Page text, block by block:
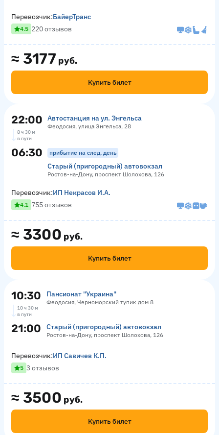
≈ 3177 руб.
Купить билет
Перевозчик:БайерТранс
4.5 220 отзывов
22:00 Автостанция на ул. Энгельса
Феодосия, улица Энгельса, 28
8 ч 30 м
в пути
06:30 прибытие на след. день
Старый (пригородный) автовокзал
Ростов-на-Дону, проспект Шолохова, 126
≈ 3300 руб.
Купить билет
Перевозчик:ИП Некрасов И.А.
4.1 755 отзывов
10:30 Пансионат "Украина"
Феодосия, Черноморский тупик дом 8
10 ч 30 м
в пути
21:00 Старый (пригородный) автовокзал
Ростов-на-Дону, проспект Шолохова, 126
≈ 3500 руб.
Купить билет
Перевозчик:ИП Савичев К.П.
5 3 отзывов